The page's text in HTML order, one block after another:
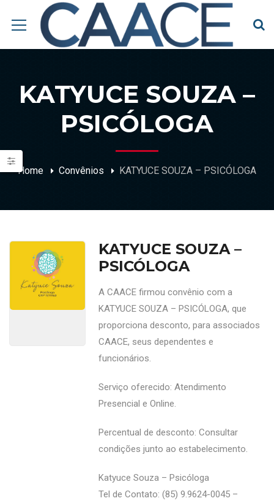
KATYUCE SOUZA –
PSICÓLOGA
Home Convênios KATYUCE SOUZA – PSICÓLOGA
KATYUCE SOUZA –
PSICÓLOGA
A CAACE firmou convênio com a
KATYUCE SOUZA – PSICÓLOGA, que
proporciona desconto, para associados
CAACE, seus dependentes e
funcionários.
Serviço oferecido: Atendimento
Presencial e Online.
Percentual de desconto: Consultar
condições junto ao estabelecimento.
Katyuce Souza – Psicóloga
Tel de Contato: (85) 9.9624-0045 –